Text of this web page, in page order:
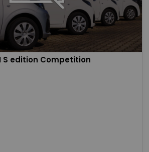
S edition Competition